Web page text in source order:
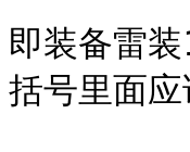
即装备雷
括号里面应